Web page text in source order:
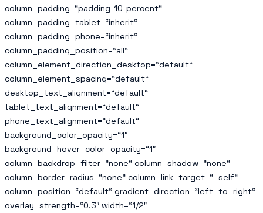
column_padding=“padding-10-percent“
column_padding_tablet=“inherit“
column_padding_phone=“inherit“
column_padding_position=“all“
column_element_direction_desktop=“default“
column_element_spacing=“default“
desktop_text_alignment=“default“
tablet_text_alignment=“default“
phone_text_alignment=“default“
background_color_opacity=“1″
background_hover_color_opacity=“1″
column_backdrop_filter=“none“ column_shadow=“none“
column_border_radius=“none“ column_link_target=“_self“
column_position=“default“ gradient_direction=“left_to_right“
overlay_strength=“0.3″ width=“1/2″